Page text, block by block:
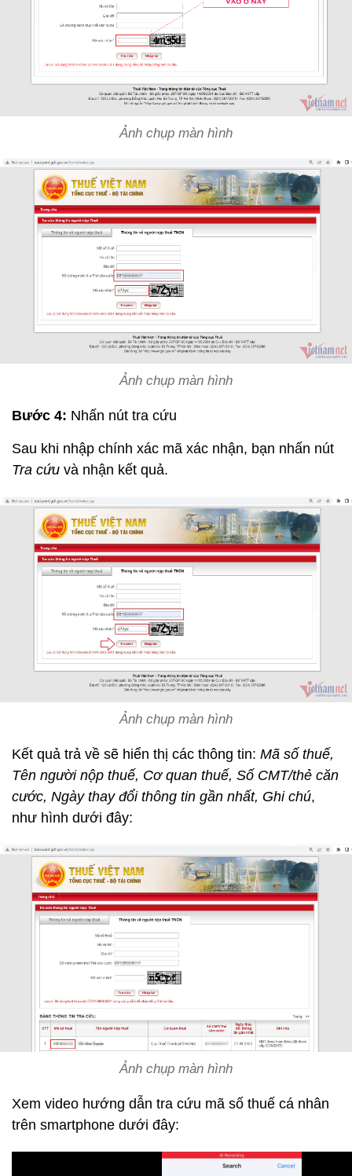
Ảnh chụp màn hình
Ảnh chụp màn hình
Bước 4: Nhấn nút tra cứu
Sau khi nhập chính xác mã xác nhận, bạn nhấn nút
Tra cứu và nhận kết quả.
Ảnh chụp màn hình
Kết quả trả về sẽ hiển thị các thông tin: Mã số thuế,
Tên người nộp thuế, Cơ quan thuế, Số CMT/thẻ căn
cước, Ngày thay đổi thông tin gần nhất, Ghi chú,
như hình dưới đây:
Ảnh chụp màn hình
Xem video hướng dẫn tra cứu mã số thuế cá nhân
trên smartphone dưới đây: